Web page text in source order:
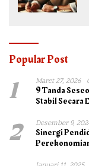
Popular Post
1 Maret 27, 2026
9 Tanda
Stabil Secara
2 Desember 9,
Sinergi